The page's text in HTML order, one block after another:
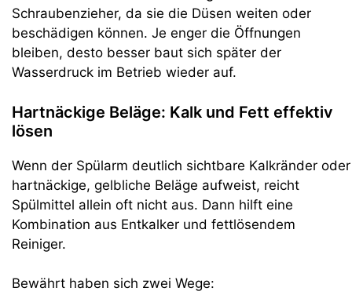
Schraubenzieher, da sie die Düsen weiten oder
beschädigen können. Je enger die Öffnungen
bleiben, desto besser baut sich später der
Wasserdruck im Betrieb wieder auf.
Hartnäckige Beläge: Kalk und Fett effektiv
lösen
Wenn der Spülarm deutlich sichtbare Kalkränder oder
hartnäckige, gelbliche Beläge aufweist, reicht
Spülmittel allein oft nicht aus. Dann hilft eine
Kombination aus Entkalker und fettlösendem
Reiniger.
Bewährt haben sich zwei Wege: